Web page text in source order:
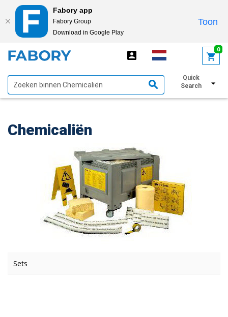
Fabory app
Fabory Group
Download in Google Play
Toon
0
Quick
Search
Toon filters
Chemicaliën
Sets